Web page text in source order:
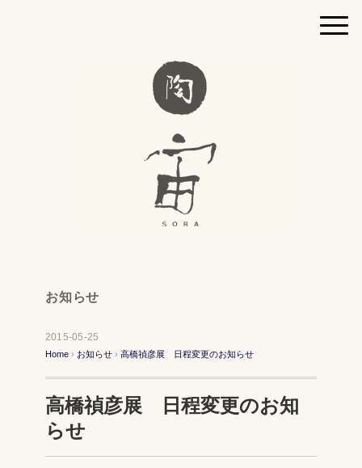
お知らせ
2015-05-25
Home › お知らせ › 高橋禎彦展 日程変更のお知らせ
高橋禎彦展 日程変更のお知
らせ